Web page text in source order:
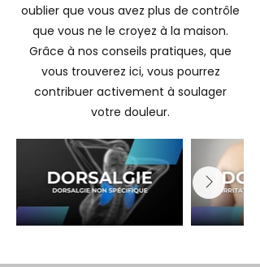
oublier que vous avez plus de contrôle
que vous ne le croyez à la maison.
Grâce à nos conseils pratiques, que
vous trouverez ici, vous pourrez
contribuer activement à soulager
votre douleur.